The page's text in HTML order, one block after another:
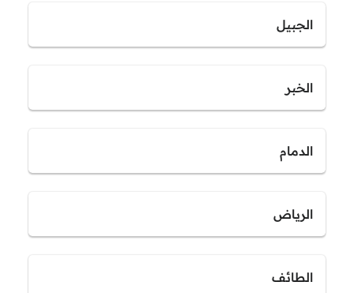
الجبيل
الخبر
الدمام
الرياض
الطائف